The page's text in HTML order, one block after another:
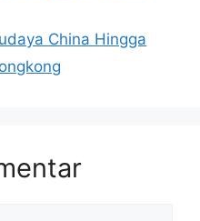
China Hingga